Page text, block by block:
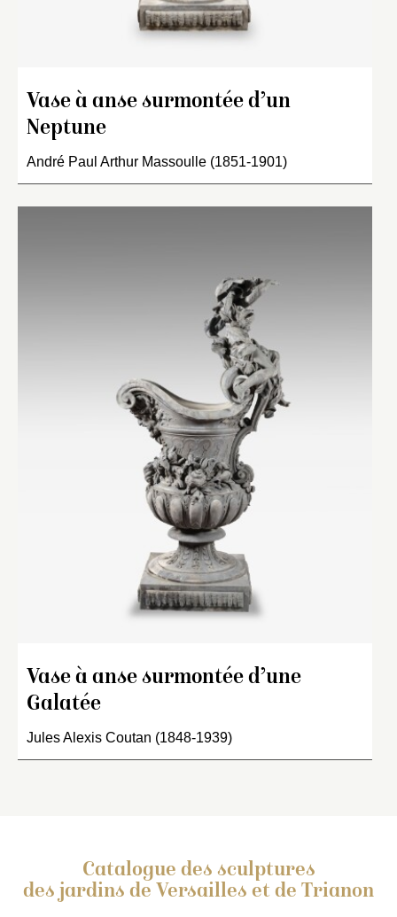
Vase à anse surmontée d’un
Neptune
André Paul Arthur Massoulle (1851-1901)
Vase à anse surmontée d’une
Galatée
Jules Alexis Coutan (1848-1939)
Catalogue des sculptures
des jardins de Versailles et de Trianon